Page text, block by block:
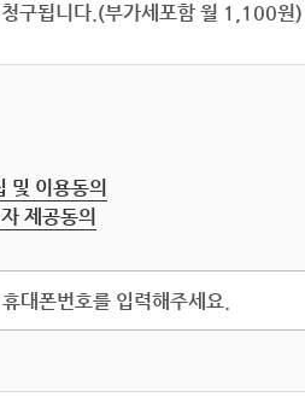
구됩니다.(부가세포함 월 1,100원)
및 이용동의
제공동의